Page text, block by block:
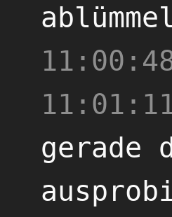
gerade